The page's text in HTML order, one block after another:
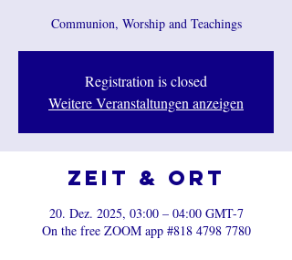
Communion, Worship and Teachings
Registration is closed
Weitere Veranstaltungen anzeigen
Zeit & Ort
20. Dez. 2025, 03:00 – 04:00 GMT-7
On the free ZOOM app #818 4798 7780